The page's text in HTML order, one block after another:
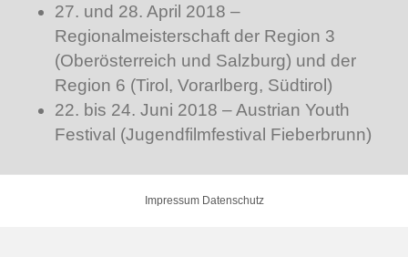
27. und 28. April 2018 –
Regionalmeisterschaft der Region 3
(Oberösterreich und Salzburg) und der
Region 6 (Tirol, Vorarlberg, Südtirol)
22. bis 24. Juni 2018 – Austrian Youth
Festival (Jugendfilmfestival Fieberbrunn)
Impressum Datenschutz